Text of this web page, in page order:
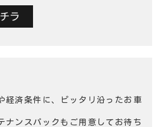
経済条件に、ピッタリ沿ったお車
ナンスパックもご用意してお待ち